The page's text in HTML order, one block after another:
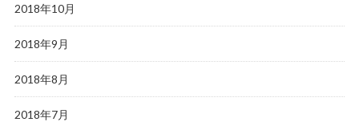
2018年10月
2018年9月
2018年8月
2018年7月